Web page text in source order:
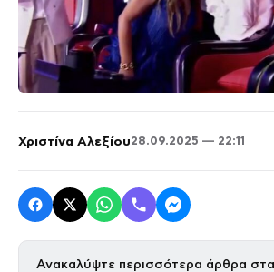
Χριστίνα Αλεξίου28.09.2025 — 22:11
Ανακαλύψτε περισσότερα άρθρα